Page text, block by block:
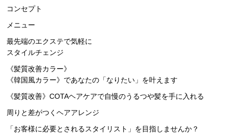
コンセプト
メニュー
最先端のエクステで気軽に
スタイルチェンジ
《髪質改善カラー》
《韓国風カラー》 であなたの「なりたい」を叶えます
《髪質改善》COTAヘアケアで自慢のうるつや髪を手に入れる
周りと差がつくヘアアレンジ
「お客様に必要とされるスタイリスト」を目指しませんか？